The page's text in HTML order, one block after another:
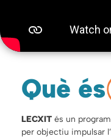
Què
LECXIT és un
per objectiu impulsar